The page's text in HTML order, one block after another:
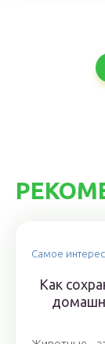
Самое
Как